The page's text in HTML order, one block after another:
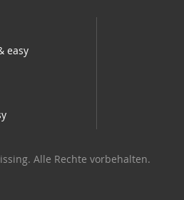
easy
Alle Rechte vorbehalten.